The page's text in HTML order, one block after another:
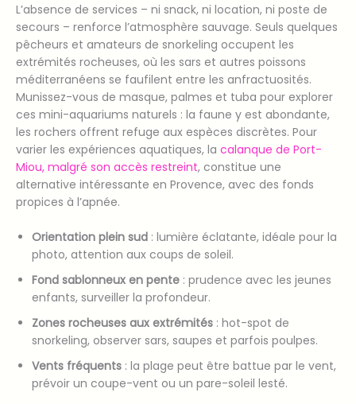
L’absence de services – ni snack, ni location, ni poste de
secours – renforce l’atmosphère sauvage. Seuls quelques
pêcheurs et amateurs de snorkeling occupent les
extrémités rocheuses, où les sars et autres poissons
méditerranéens se faufilent entre les anfractuosités.
Munissez-vous de masque, palmes et tuba pour explorer
ces mini-aquariums naturels : la faune y est abondante,
les rochers offrent refuge aux espèces discrètes. Pour
varier les expériences aquatiques, la calanque de Port-
Miou, malgré son accès restreint, constitue une
alternative intéressante en Provence, avec des fonds
propices à l’apnée.
Orientation plein sud : lumière éclatante, idéale pour la
photo, attention aux coups de soleil.
Fond sablonneux en pente : prudence avec les jeunes
enfants, surveiller la profondeur.
Zones rocheuses aux extrémités : hot-spot de
snorkeling, observer sars, saupes et parfois poulpes.
Vents fréquents : la plage peut être battue par le vent,
prévoir un coupe-vent ou un pare-soleil lesté.